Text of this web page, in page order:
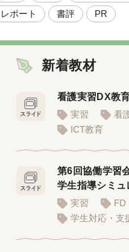
レポート
書評 PR
新着教材
看護実習DX教
実習
看
ICT教育
第6回協働学習
学生指導シミ
実習
FD
学生対応・支